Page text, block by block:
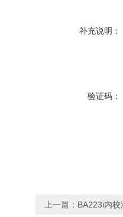
补充说明：
验证码：
上一篇： BA223i内